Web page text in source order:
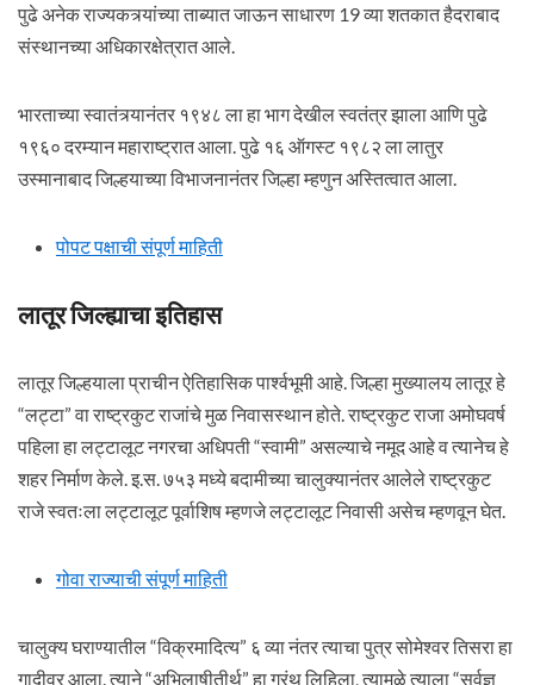
पुढे अनेक राज्यकत्र्यांच्या ताब्यात जाऊन साधारण 19 व्या शतकात हैदराबाद
संस्थानच्या अधिकारक्षेत्रात आले.
भारताच्या स्वातंत्र्यानंतर १९४८ ला हा भाग देखील स्वतंत्र झाला आणि पुढे
१९६० दरम्यान महाराष्ट्रात आला. पुढे १६ ऑगस्ट १९८२ ला लातुर
उस्मानाबाद जिल्हयाच्या विभाजनानंतर जिल्हा म्हणुन अस्तित्वात आला.
पोपट पक्षाची संपूर्ण माहिती
लातूर जिल्ह्याचा इतिहास
लातूर जिल्हयाला प्राचीन ऐतिहासिक पार्श्वभूमी आहे. जिल्हा मुख्यालय लातूर हे
“लट्टा” वा राष्ट्रकुट राजांचे मुळ निवासस्थान होते. राष्ट्रकुट राजा अमोघवर्ष
पहिला हा लट्टालूट नगरचा अधिपती “स्वामी” असल्याचे नमूद आहे व त्यानेच हे
शहर निर्माण केले. इ.स. ७५३ मध्ये बदामीच्या चालुक्यानंतर आलेले राष्ट्रकुट
राजे स्वतःला लट्टालूट पूर्वाशिष म्हणजे लट्टालूट निवासी असेच म्हणवून घेत.
गोवा राज्याची संपूर्ण माहिती
चालुक्य घराण्यातील “विक्रमादित्य” ६ व्या नंतर त्याचा पुत्र सोमेश्वर तिसरा हा
गादीवर आला. त्याने “अभिलाषीतीर्थ” हा ग्रंथ लिहिला, त्यामुळे त्याला “सर्वज्ञ